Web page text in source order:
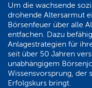
Um die wachsende
drohende Altersarmut
Börsenfeuer über alle
entfachen. Dazu
Anlagestrategien für
seit über 50 Jahren
unabhängigem
Wissensvorsprung, der
Erfolgskurs bringt.